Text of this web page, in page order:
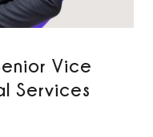
Vice
Services